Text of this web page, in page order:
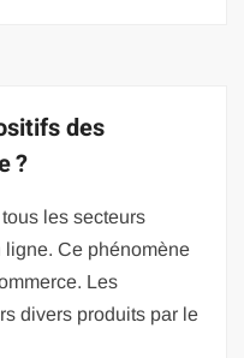
des
?
les secteurs
ligne. Ce phénomène
Les
divers produits par le